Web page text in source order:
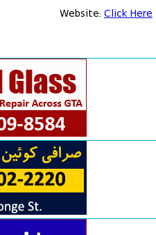
Website:Click Here